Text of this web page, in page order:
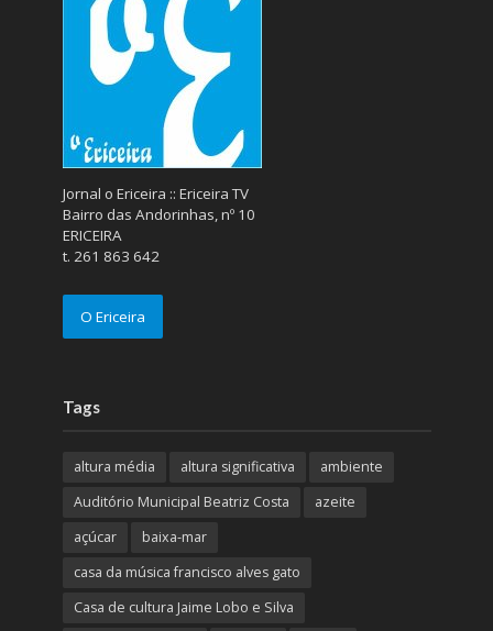
Jornal o Ericeira :: Ericeira TV
Bairro das Andorinhas, nº 10
ERICEIRA
t. 261 863 642
O Ericeira
Tags
altura média altura significativa
ambiente
Auditório Municipal Beatriz Costa
azeite
açúcar
baixa-mar
casa da música francisco alves gato
Casa de cultura Jaime Lobo e Silva